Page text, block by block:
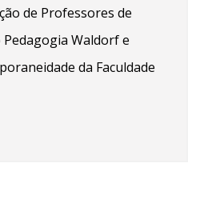
de Professores de
Waldorf e
da Faculdade